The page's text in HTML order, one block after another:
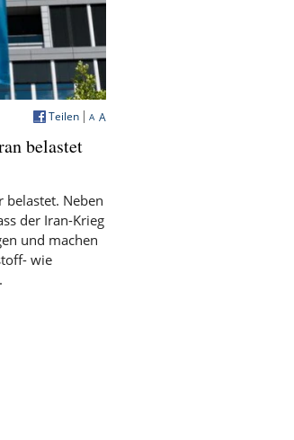
A
A
Teilen
belastet
Neben
der Iran-Krieg
und machen
wie